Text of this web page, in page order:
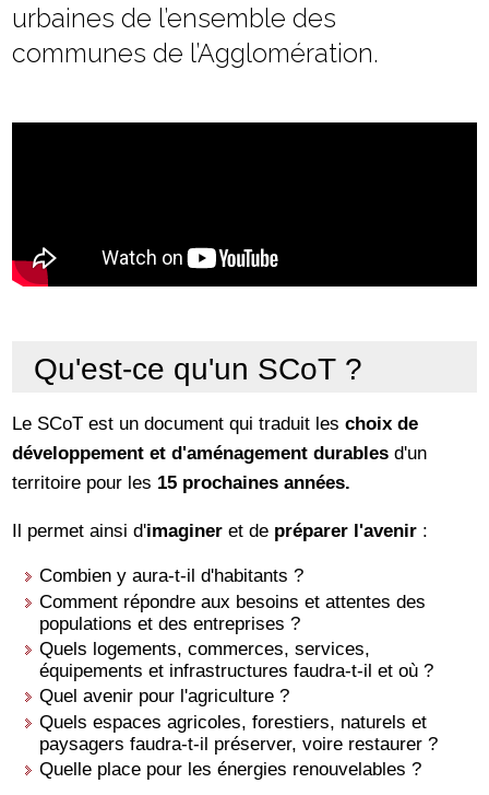
urbaines de l’ensemble des
communes de l’Agglomération.
Qu'est-ce qu'un SCoT ?
Le SCoT est un document qui traduit leschoix de
développement et d'aménagement durables d'un
territoire pour les 15 prochaines années.
Il permet ainsi d'imaginer et de préparer l'avenir :
Combien y aura-t-il d'habitants ?
Comment répondre aux besoins et attentes des
populations et des entreprises ?
Quels logements, commerces, services,
équipements et infrastructures faudra-t-il et où ?
Quel avenir pour l'agriculture ?
Quels espaces agricoles, forestiers, naturels et
paysagers faudra-t-il préserver, voire restaurer ?
Quelle place pour les énergies renouvelables ?